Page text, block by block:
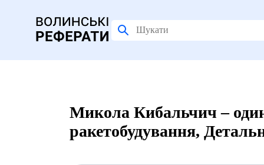
Микола Кибальчич –
ракетобудування,